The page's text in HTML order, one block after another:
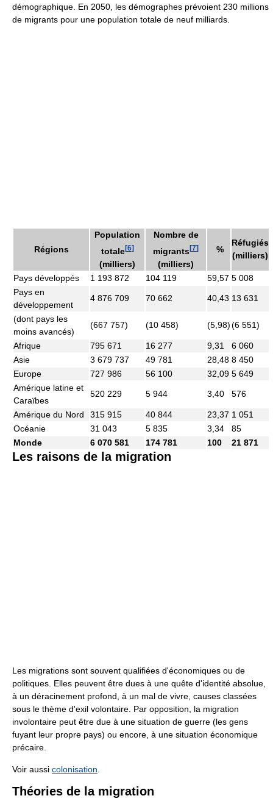
démographique. En 2050, les démographes prévoient 230 millions
de migrants pour une population totale de neuf milliards.
Régions
Population
totale[6]
(milliers)
Nombre de
migrants [7]
(milliers)
%
Réfugiés
(milliers)
Pays développés 1 193 872 104 119 59,57 5 008
Pays en
développement
4 876 709 70 662 40,43 13 631
(dont pays les
moins avancés)
(667 757) (10 458) (5,98)(6 551)
Afrique 795 671 16 277 9,31
6 060
Asie
3 679 737 49 781 28,48 8 450
Europe
727 986 56 100 32,09 5 649
Amérique latine et
Caraïbes
520 229 5 944 3,40 576
Amérique du Nord 315 915 40 844 23,37 1 051
Océanie
31 043 5 835 3,34
85
Monde
6 070 581 174 781 100 21 871
Les raisons de la migration
Les migrations sont souvent qualifiées d'économiques ou de
politiques. Elles peuvent être dues à une quête d'identité absolue,
à un déracinement profond, à un mal de vivre, causes classées
sous le thème d'exil volontaire. Par opposition, la migration
involontaire peut être due à une situation de guerre (les gens
fuyant leur propre pays) ou encore, à une situation économique
précaire.
Voir aussi colonisation
Théories de la migration